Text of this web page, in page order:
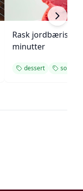
Rask
minutter
dessert sommer